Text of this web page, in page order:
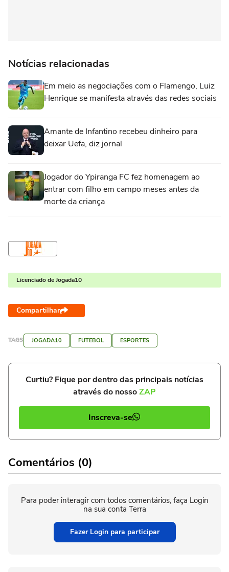
Notícias relacionadas
Em meio as negociações com o Flamengo, Luiz
Henrique se manifesta através das redes sociais
Amante de Infantino recebeu dinheiro para
deixar Uefa, diz jornal
Jogador do Ypiranga FC fez homenagem ao
entrar com filho em campo meses antes da
morte da criança
Licenciado de Jogada10
Compartilhar
TAGS JOGADA10 FUTEBOL ESPORTES
Curtiu? Fique por dentro das principais notícias
através do nossoZAP
Inscreva-se
Comentários (0)
Para poder interagir com todos comentários, faça Login
na sua conta Terra
Fazer Login para participar